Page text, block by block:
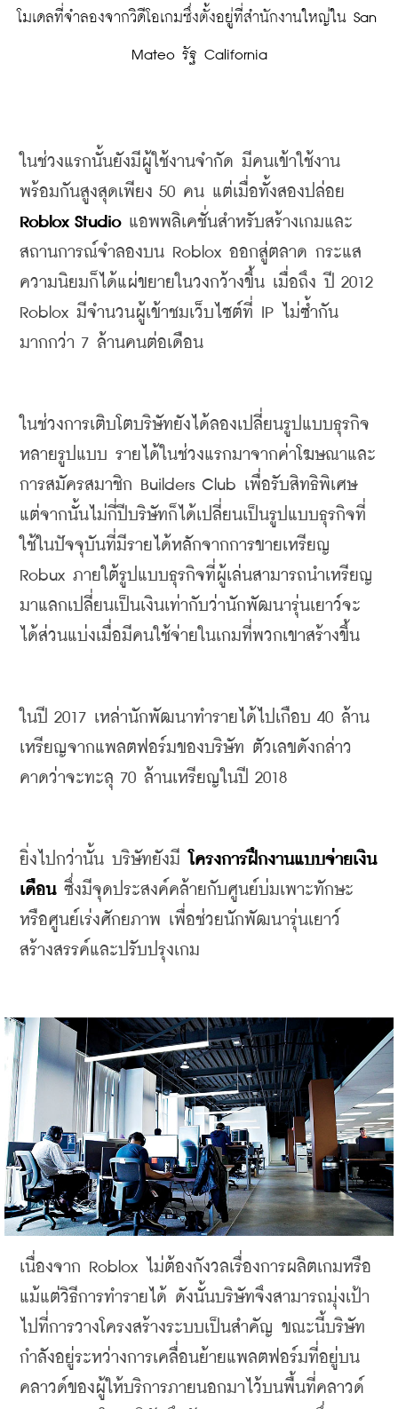
โมเดลที่จำลองจากวิดีโอเกมซึ่งตั้งอยู่ที่สำนักงานใหญ่ใน San
Mateo รัฐ California
ในช่วงแรกนั้นยังมีผู้ใช้งานจำกัด มีคนเข้าใช้งาน
พร้อมกันสูงสุดเพียง 50 คน แต่เมื่อทั้งสองปล่อย
Roblox Studio แอพพลิเคชั่นสำหรับสร้างเกมและ
สถานการณ์จำลองบน Roblox ออกสู่ตลาด กระแส
ความนิยมก็ได้แผ่ขยายในวงกว้างขึ้น เมื่อถึง ปี
2012
Roblox มีจำนวนผู้เข้าชมเว็บไซต์ที่ IP
ไม่ซ้ำกัน
มากกว่า 7 ล้านคนต่อเดือน
ในช่วงการเติบโตบริษัทยังได้ลองเปลี่ยนรูปแบบธุรกิจ
หลายรูปแบบ รายได้ในช่วงแรกมาจากค่าโฆษณาและ
การสมัครสมาชิก Builders Club เพื่อรับสิทธิพิเศษ
แต่จากนั้นไม่กี่ปีบริษัทก็ได้เปลี่ยนเป็นรูปแบบธุรกิจที่
ใช้ในปัจจุบันที่มีรายได้หลักจากการขายเหรียญ
Robux ภายใต้รูปแบบธุรกิจที่ผู้เล่นสามารถนำเหรียญ
มาแลกเปลี่ยนเป็นเงินเท่ากับว่านักพัฒนารุ่นเยาว์จะ
ได้ส่วนแบ่งเมื่อมีคนใช้จ่ายในเกมที่พวกเขาสร้างขึ้น
ในปี 2017 เหล่านักพัฒนาทำรายได้ไปเกือบ 40 ล้าน
เหรียญจากแพลตฟอร์มของบริษัท ตัวเลขดังกล่าว
คาดว่าจะทะลุ 70 ล้านเหรียญในปี 2018
ยิ่งไปกว่านั้น บริษัทยังมี
โครงการฝึกงานแบบจ่ายเงิน
เดือน ซึ่งมีจุดประสงค์คล้ายกับศูนย์บ่มเพาะทักษะ
หรือศูนย์เร่งศักยภาพ เพื่อช่วยนักพัฒนารุ่นเยาว์
สร้างสรรค์และปรับปรุงเกม
เนื่องจาก Roblox
ไม่ต้องกังวลเรื่องการผลิตเกมหรือ
แม้แต่วิธีการทำรายได้ ดังนั้นบริษัทจึงสามารถมุ่งเป้า
ไปที่การวางโครงสร้างระบบเป็นสำคัญ ขณะนี้บริษัท
กำลังอยู่ระหว่างการเคลื่อนย้ายแพลตฟอร์มที่อยู่บน
คลาวด์ของผู้ให้บริการภายนอกมาไว้บนพื้นที่คลาวด์